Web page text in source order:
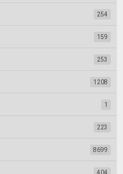
254
159
253
1208
1
223
8699